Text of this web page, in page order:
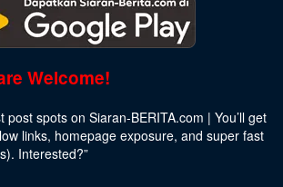
Welcome!
post spots on Siaran-BERITA.com | You’ll get
links, homepage exposure, and super fast
Interested?”